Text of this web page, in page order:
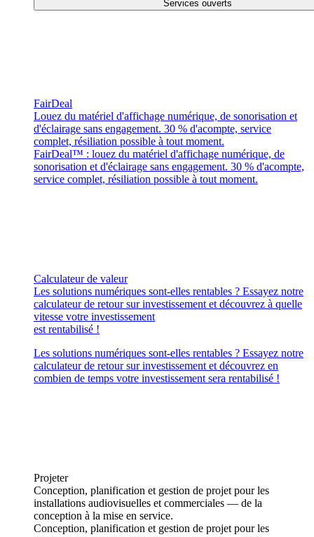
Services ouverts
FairDeal
Louez du matériel d'affichage numérique, de sonorisation et
d'éclairage sans engagement. 30 % d'acompte, service
complet, résiliation possible à tout moment.
FairDeal™ : louez du matériel d'affichage numérique, de
sonorisation et d'éclairage sans engagement. 30 % d'acompte,
service complet, résiliation possible à tout moment.
Calculateur de valeur
Les solutions numériques sont-elles rentables ? Essayez notre
calculateur de retour sur investissement et découvrez à quelle
vitesse votre investissement
est rentabilisé !
Les solutions numériques sont-elles rentables ? Essayez notre
calculateur de retour sur investissement et découvrez en
combien de temps votre investissement sera rentabilisé !
Projeter
Conception, planification et gestion de projet pour les
installations audiovisuelles et commerciales — de la
conception à la mise en service.
Conception, planification et gestion de projet pour les